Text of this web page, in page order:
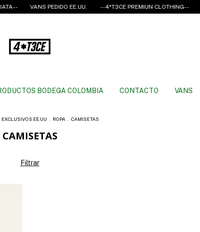
VANS PEDIDO EE.UU. --4*T3CE PREMIUN CLOTHING-- --
BODEGA COLOMBIA CONTACTO VANS
EE.UU ROPA CAMISETAS
CAMISETAS
Filtrar